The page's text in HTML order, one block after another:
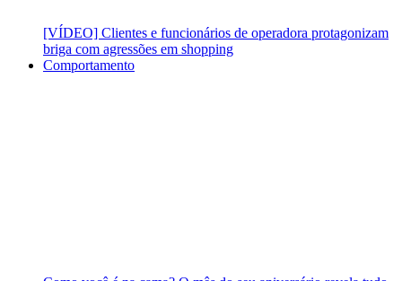
[VÍDEO] Clientes e funcionários de operadora protagonizam
briga com agressões em shopping
Comportamento